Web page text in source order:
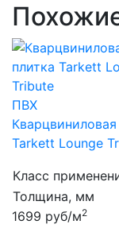
ПВХ
Кварцвиниловая
Tarkett Lounge
Класс
Толщина, мм
1699 руб/м2